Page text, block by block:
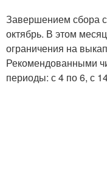
Завершением сбора
октябрь. В этом
ограничения на
Рекомендованными
периоды: с 4 по 6, с